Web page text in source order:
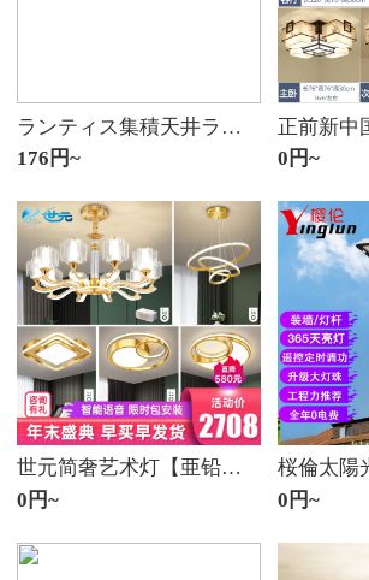
ランティス集積天井ランプ600 x 600石膏ボード工事ランプ60*60パネルライト埋め込みオフィス天然痘アルミニウムボタンシーリングライト集成天井プレート300*300集光しています。
176円~
0円~
世元简奢艺术灯【亜铅合金灯腕発光】包安装吊灯客间led简约现代卧室餐厅新款灯饰家用轻奢克里斯塔尔兰普套餐2三室两厅10头-网络音声+リモコン【包安装】
0円~
0円~